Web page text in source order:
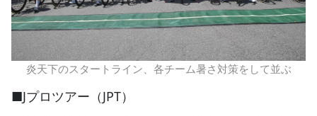
炎天下のスタートライン、各チーム暑さ対策をして並ぶ
■Jプロツアー（JPT）